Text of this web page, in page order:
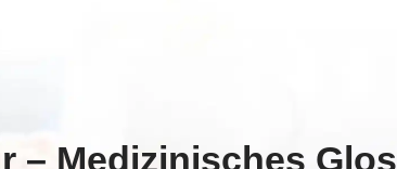
– Medizinisches